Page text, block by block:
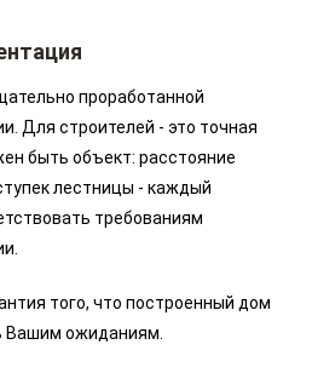
проработанной
Для строителей - это точная
быть объект: расстояние
лестницы - каждый
требованиям
того, что построенный дом
Вашим ожиданиям.